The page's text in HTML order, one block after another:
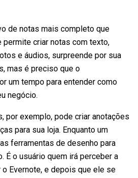
de notas mais completo que
permite criar notas com texto,
e áudios, surpreende por sua
mas é preciso que o
um tempo para entender como
negócio.
por exemplo, pode criar anotações
para sua loja. Enquanto um
ferramentas de desenho para
É o usuário quem irá perceber a
o Evernote, e depois que ele se